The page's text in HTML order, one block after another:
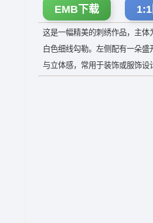
EMB下载
这是一幅精美的刺绣作品，主
白色细线勾勒。左侧配有一朵
与立体感，常用于装饰或服饰设